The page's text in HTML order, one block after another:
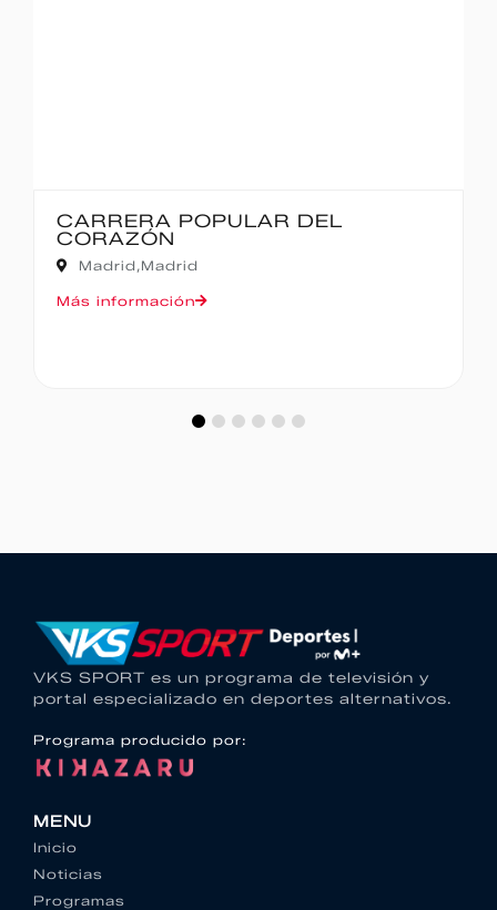
CARRERA POPULAR DEL
CORAZÓN
Madrid,Madrid
Más información
VKS SPORT es un programa de televisión y
portal especializado en deportes alternativos.
Programa producido por:
MENU
Inicio
Noticias
Programas